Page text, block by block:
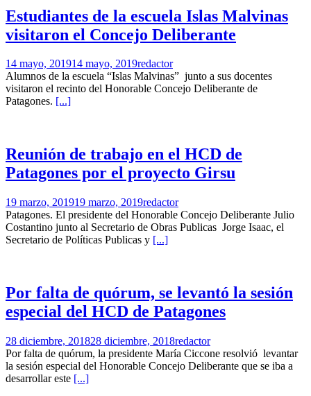
Estudiantes de la escuela Islas Malvinas
visitaron el Concejo Deliberante
14 mayo, 201914 mayo, 2019redactor
Alumnos de la escuela “Islas Malvinas” junto a sus docentes
visitaron el recinto del Honorable Concejo Deliberante de
Patagones. [...]
Reunión de trabajo en el HCD de
Patagones por el proyecto Girsu
19 marzo, 201919 marzo, 2019redactor
Patagones. El presidente del Honorable Concejo Deliberante Julio
Costantino junto al Secretario de Obras Publicas Jorge Isaac, el
Secretario de Políticas Publicas y [...]
Por falta de quórum, se levantó la sesión
especial del HCD de Patagones
28 diciembre, 201828 diciembre, 2018redactor
Por falta de quórum, la presidente María Ciccone resolvió levantar
la sesión especial del Honorable Concejo Deliberante que se iba a
desarrollar este [...]